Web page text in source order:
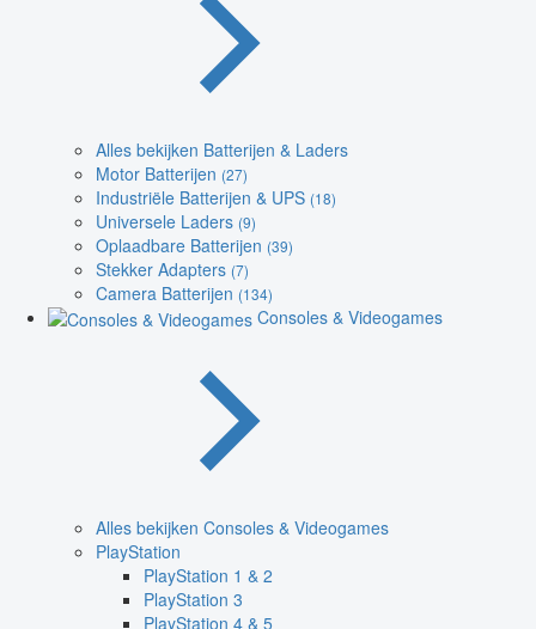
Alles bekijken Batterijen & Laders
Motor Batterijen (27)
Industriële Batterijen & UPS (18)
Universele Laders (9)
Oplaadbare Batterijen (39)
Stekker Adapters (7)
Camera Batterijen (134)
Consoles & Videogames
Alles bekijken Consoles & Videogames
PlayStation
PlayStation 1 & 2
PlayStation 3
PlayStation 4 & 5